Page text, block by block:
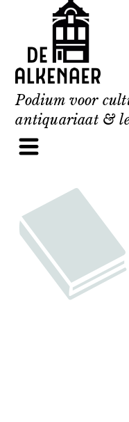
content
Podium voor
antiquariaat &